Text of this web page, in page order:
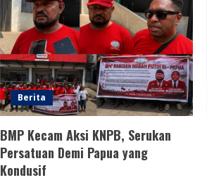
Berita
BMP Kecam Aksi KNPB, Serukan
Persatuan Demi Papua yang
Kondusif